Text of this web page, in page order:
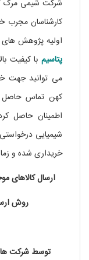
شرکت شیمی مرک که
کارشناسان مجرب
اولیه پژوهش های
پتاسیم با کیفیت بالا
می توانید جهت
کهن تماس حاصل
شیمیایی درخواستی
خریداری شده و زمان
ارسال کالاهای موجود
ارسال
توسطشرکت های